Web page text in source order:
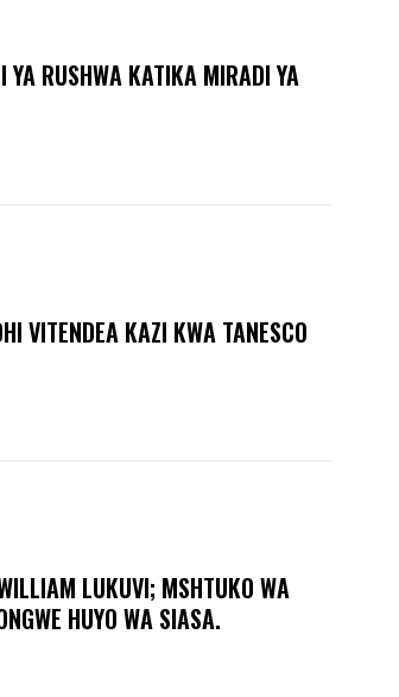
RUSHWA KATIKA MIRADI YA
VITENDEA KAZI KWA TANESCO
LUKUVI; MSHTUKO WA
HUYO WA SIASA.